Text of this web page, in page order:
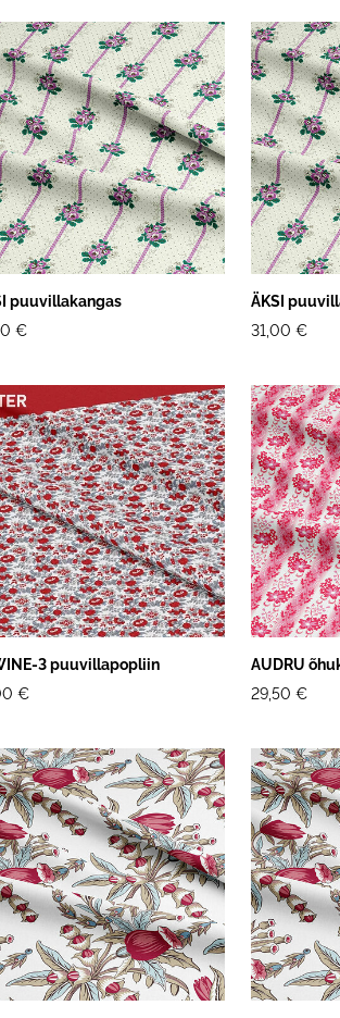
puuvillakangas
€
ÄKSI
31,00 €
3 puuvillapopliin
€
AUDRU
29,50 €